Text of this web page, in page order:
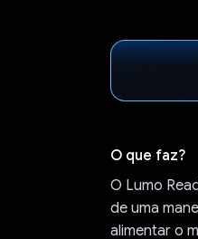
O que faz?
O Lumo
de uma
alimentar o